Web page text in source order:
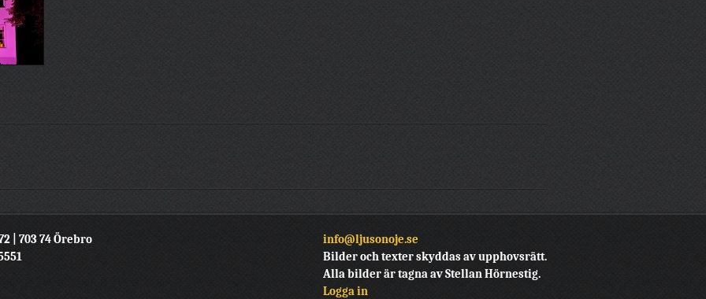
| 703 74 Örebro
info@ljusonoje.se
Bilder och texter skyddas av upphovsrätt.
Alla bilder är tagna av Stellan Hörnestig.
Logga in